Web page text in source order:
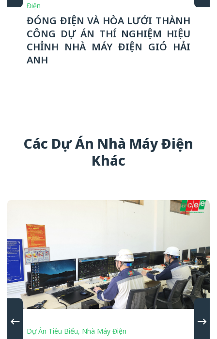
Điện
ĐÓNG ĐIỆN VÀ HÒA LƯỚI THÀNH
CÔNG DỰ ÁN THÍ NGHIỆM HIỆU
CHỈNH NHÀ MÁY ĐIỆN GIÓ HẢI
ANH
Các Dự Án Nhà Máy Điện
Khác
Dự Án Tiêu Biểu, Nhà Máy Điện